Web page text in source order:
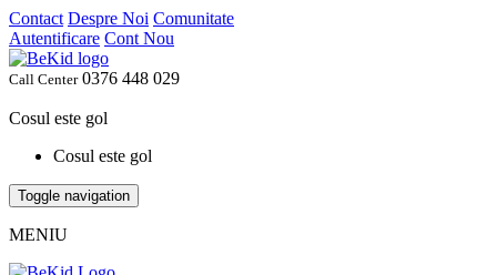
Contact Despre Noi Comunitate
Autentificare Cont Nou
Call Center0376 448 029
Cosul este gol
Cosul este gol
Toggle navigation
MENIU